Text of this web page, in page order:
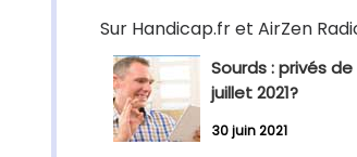
Sur Handicap.fr et AirZen
Sourds : privés
juillet 2021?
30 juin 2021